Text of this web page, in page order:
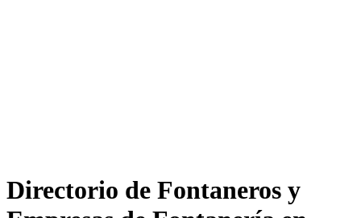
Directorio de Fontaneros y